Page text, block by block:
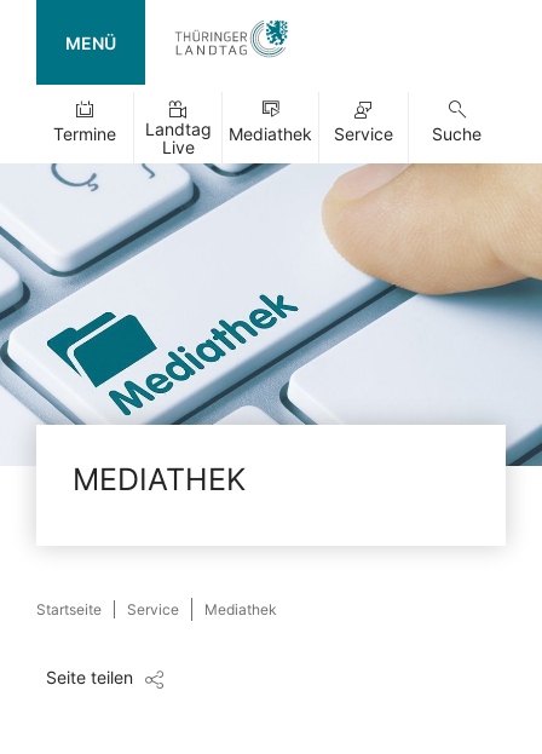
MENÜ
Termine
Landtag
Live
Mediathek Service Suche
MEDIATHEK
Startseite Service Mediathek
Seite teilen